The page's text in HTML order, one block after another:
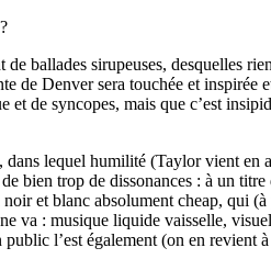
de ballades sirupeuses, desquelles
de Denver sera touchée et
de syncopes, mais que c’est
lequel humilité (Taylor vient en
bien trop de dissonances : à un
noir et blanc absolument cheap, qui
va : musique liquide vaisselle,
l’est également (on en revient